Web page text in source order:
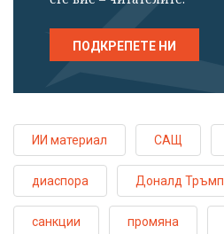
ПОДКРЕПЕТЕ НИ
ИИ материал САЩ
диаспора Доналд Тръмп
санкции промяна